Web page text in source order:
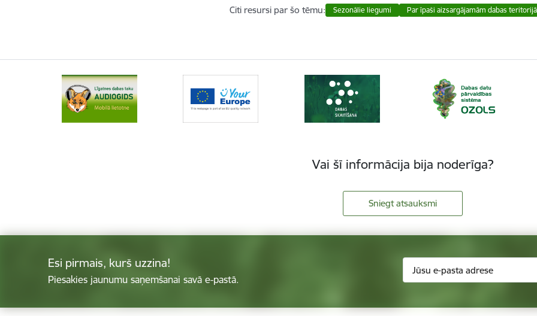
Citi resursi par šo tēmu: Sezonālie liegumi Par īpaši aizsargājamām dabas
Vai šī informācija bija noderīga?
Sniegt atsauksmi
Esi pirmais, kurš uzzina!
Piesakies jaunumu saņemšanai savā e-pastā.